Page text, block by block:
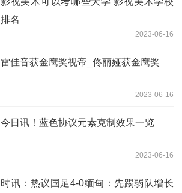
排名
2023-06-16
雷佳音获金鹰奖视帝_佟丽娅获金鹰奖
2023-06-16
今日讯！蓝色协议元素克制效果一览
2023-06-16
时讯：热议国足4-0缅甸：先踢弱队增长